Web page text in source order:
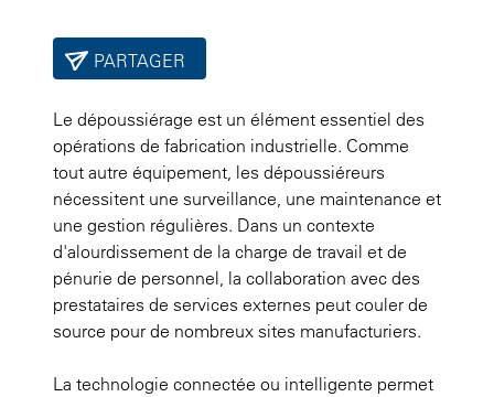
PARTAGER
Le dépoussiérage est un élément essentiel des
opérations de fabrication industrielle. Comme
tout autre équipement, les dépoussiéreurs
nécessitent une surveillance, une maintenance et
une gestion régulières. Dans un contexte
d'alourdissement de la charge de travail et de
pénurie de personnel, la collaboration avec des
prestataires de services externes peut couler de
source pour de nombreux sites manufacturiers.
La technologie connectée ou intelligente permet